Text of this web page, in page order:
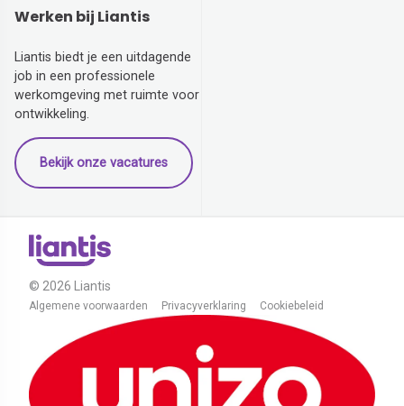
Werken bij Liantis
Liantis biedt je een uitdagende
job in een professionele
werkomgeving met ruimte voor
ontwikkeling.
Bekijk onze vacatures
© 2026 Liantis
Algemene voorwaarden Privacyverklaring Cookiebeleid